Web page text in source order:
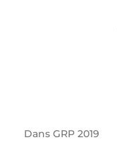
Dans GRP 2019